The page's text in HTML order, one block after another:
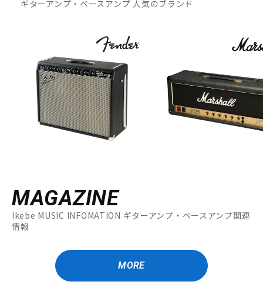
ギターアンプ・ベースアンプ 人気のブランド
MAGAZINE
Ikebe MUSIC INFOMATION ギターアンプ・ベースアンプ関連
情報
MORE